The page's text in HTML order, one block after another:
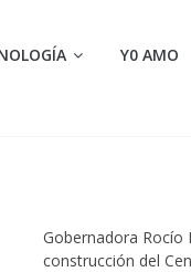
Y0 AMO
Gobernadora Rocío
construcción del